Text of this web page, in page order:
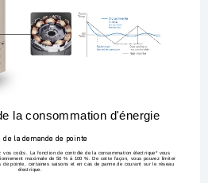
la consommation d'énergie
de la demande de pointe
vos coûts. La fonction de contrôle de la consommation électrique* vous
maximale de 50 % à 100 %. De cette façon, vous pouvez limiter
de pointe, certaines saisons et en cas de panne de courant sur le réseau
électrique.